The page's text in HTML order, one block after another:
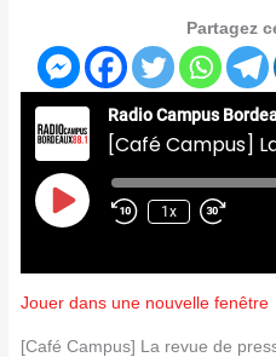
Partagez
Radio Campus
Play
Episode
1x
Jouer dans une nouvelle fenêtre
[Café Campus] La revue de